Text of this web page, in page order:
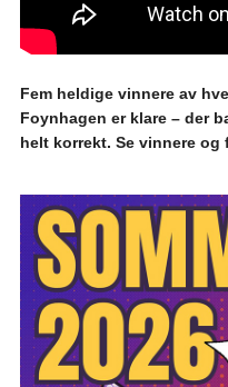
Fem heldige vinnere av
Foynhagen er klare – der
helt korrekt. Se vinnere og